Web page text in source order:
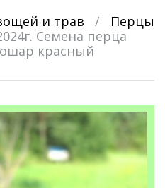
и трав /
Перцы
Семена перца
красный